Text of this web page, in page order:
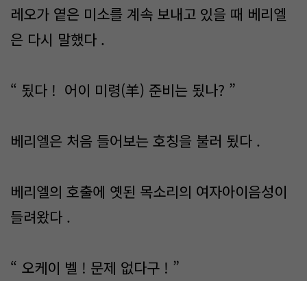
레오가 옅은 미소를 계속 보내고 있을 때 베리엘
은 다시 말했다 .
“ 됬다 ! 어이 미령(羊) 준비는 됬나? ”
베리엘은 처음 들어보는 호칭을 불러 됬다 .
베리엘의 호출에 옛된 목소리의 여자아이음성이
들려왔다 .
“ 오케이 벨 ! 문제 없다구 ! ”